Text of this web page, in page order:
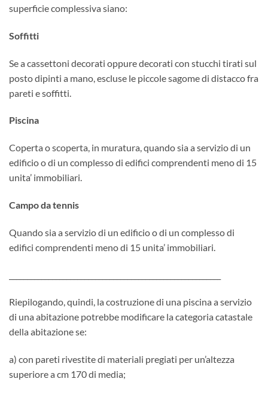
superficie complessiva siano:
Soffitti
Se a cassettoni decorati oppure decorati con stucchi tirati sul
posto dipinti a mano, escluse le piccole sagome di distacco fra
pareti e soffitti.
Piscina
Coperta o scoperta, in muratura, quando sia a servizio di un
edificio o di un complesso di edifici comprendenti meno di 15
unita’ immobiliari.
Campo da tennis
Quando sia a servizio di un edificio o di un complesso di
edifici comprendenti meno di 15 unita’ immobiliari.
Riepilogando, quindi, la costruzione di una piscina a servizio
di una abitazione potrebbe modificare la categoria catastale
della abitazione se:
a) con pareti rivestite di materiali pregiati per un’altezza
superiore a cm 170 di media;